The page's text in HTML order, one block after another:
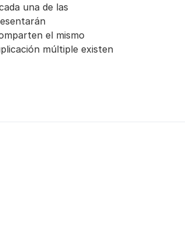
una de las
el mismo
múltiple existen